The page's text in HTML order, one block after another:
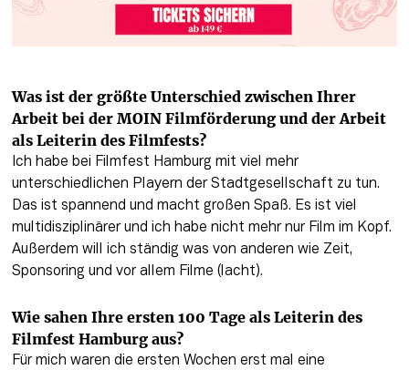
Was ist der größte Unterschied zwischen Ihrer
Arbeit bei der MOIN Filmförderung und der Arbeit
als Leiterin des Filmfests?
Ich habe bei Filmfest Hamburg mit viel mehr
unterschiedlichen Playern der Stadtgesellschaft zu tun.
Das ist spannend und macht großen Spaß. Es ist viel
multidisziplinärer und ich habe nicht mehr nur Film im Kopf.
Außerdem will ich ständig was von anderen wie Zeit,
Sponsoring und vor allem Filme (lacht).
Wie sahen Ihre ersten 100 Tage als Leiterin des
Filmfest Hamburg aus?
Für mich waren die ersten Wochen erst mal eine